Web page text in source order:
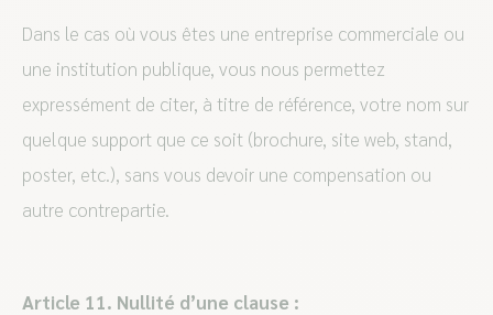
Dans le cas où vous êtes une entreprise commerciale ou
une institution publique, vous nous permettez
expressément de citer, à titre de référence, votre nom sur
quelque support que ce soit (brochure, site web, stand,
poster, etc.), sans vous devoir une compensation ou
autre contrepartie.
Article 11. Nullité d’une clause :